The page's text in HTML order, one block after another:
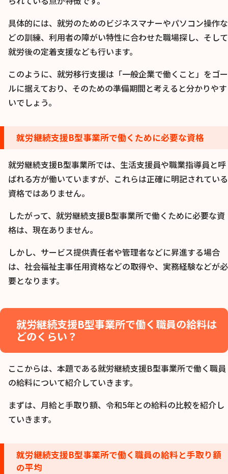
具体的には、就労のためのビジネスマナーやパソコン操作な
どの訓練、利用者の障がい特性に合わせた職場探し、そして
就労後の定着支援なども行います。
このように、就労移行支援は「一般企業で働くこと」をゴー
ルに据えており、そのための準備期間と考えると分かりやす
いでしょう。
就労継続支援B型事業所で働くために必要な資格
就労継続支援B型事業所では、生活支援員や職業指導員と呼
ばれる方が働いていますが、これらは正確に明記されている
資格ではありません。
したがって、就労継続支援B型事業所で働くために必要な資
格は、現在ありません。
しかし、サービス提供責任者や管理者などに昇進する場合
は、社会福祉主事任用資格などの取得や、実務経験などが必
要となります。
就労継続支援B型事業所で働く職員の給料は
どのくらい？
ここからは、本題である就労継続支援B型事業所で働く職員
の給料について紹介していきます。
まずは、月給と手取り額、令和5年との給料の比較を紹介し
ていきます。
就労継続支援B型事業所で働く職員の給料と手取り額
の平均